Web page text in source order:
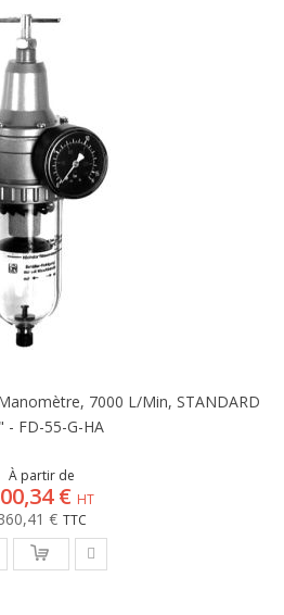
7000 L/min, STANDARD
- FD-55-G-HA
À partir de
€
€